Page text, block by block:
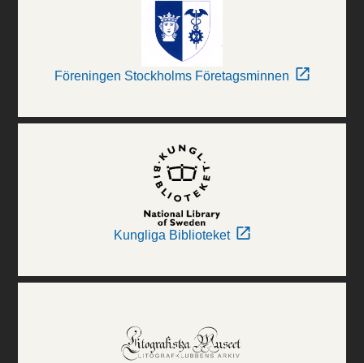
Föreningen Stockholms Företagsminnen
Kungliga Biblioteket